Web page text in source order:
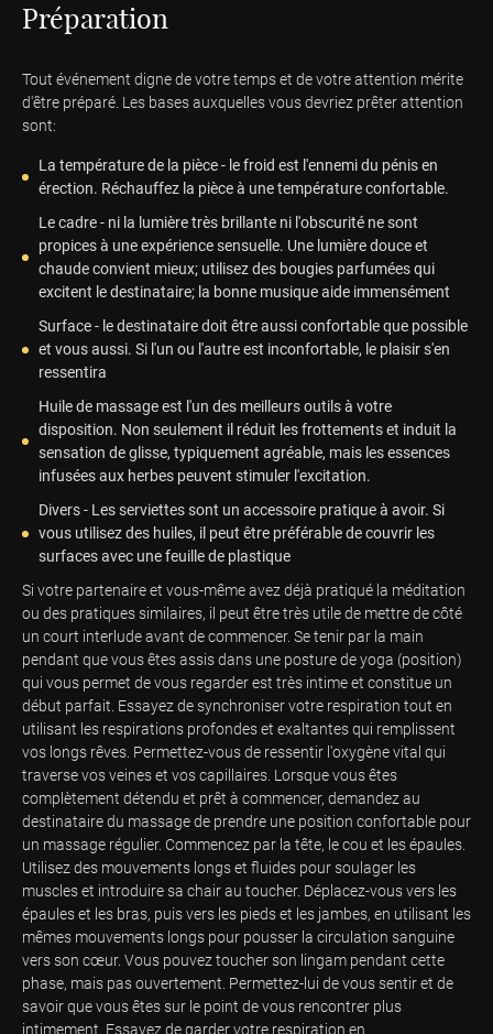
Préparation
Tout événement digne de votre temps et de votre attention mérite
d'être préparé. Les bases auxquelles vous devriez prêter attention
sont:
La température de la pièce - le froid est l'ennemi du pénis en
érection. Réchauffez la pièce à une température confortable.
Le cadre - ni la lumière très brillante ni l'obscurité ne sont
propices à une expérience sensuelle. Une lumière douce et
chaude convient mieux; utilisez des bougies parfumées qui
excitent le destinataire; la bonne musique aide immensément
Surface - le destinataire doit être aussi confortable que possible
et vous aussi. Si l'un ou l'autre est inconfortable, le plaisir s'en
ressentira
Huile de massage est l'un des meilleurs outils à votre
disposition. Non seulement il réduit les frottements et induit la
sensation de glisse, typiquement agréable, mais les essences
infusées aux herbes peuvent stimuler l'excitation.
Divers - Les serviettes sont un accessoire pratique à avoir. Si
vous utilisez des huiles, il peut être préférable de couvrir les
surfaces avec une feuille de plastique
Si votre partenaire et vous-même avez déjà pratiqué la méditation
ou des pratiques similaires, il peut être très utile de mettre de côté
un court interlude avant de commencer. Se tenir par la main
pendant que vous êtes assis dans une posture de yoga (position)
qui vous permet de vous regarder est très intime et constitue un
début parfait. Essayez de synchroniser votre respiration tout en
utilisant les respirations profondes et exaltantes qui remplissent
vos longs rêves. Permettez-vous de ressentir l'oxygène vital qui
traverse vos veines et vos capillaires. Lorsque vous êtes
complètement détendu et prêt à commencer, demandez au
destinataire du massage de prendre une position confortable pour
un massage régulier. Commencez par la tête, le cou et les épaules.
Utilisez des mouvements longs et fluides pour soulager les
muscles et introduire sa chair au toucher. Déplacez-vous vers les
épaules et les bras, puis vers les pieds et les jambes, en utilisant les
mêmes mouvements longs pour pousser la circulation sanguine
vers son cœur. Vous pouvez toucher son lingam pendant cette
phase, mais pas ouvertement. Permettez-lui de vous sentir et de
savoir que vous êtes sur le point de vous rencontrer plus
intimement. Essayez de garder votre respiration en